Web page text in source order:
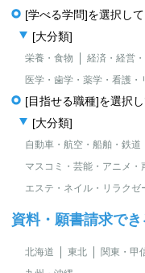
[学べる学問]を選択し
[大分類]
栄養・食物 経済・経営
医学・歯学・薬学・看護・
[目指せる職種]を選択
[大分類]
自動車・航空・船舶・鉄道
マスコミ・芸能・アニメ・
エステ・ネイル・リラクゼ
資料・願書請求で
北海道 東北 関東・甲